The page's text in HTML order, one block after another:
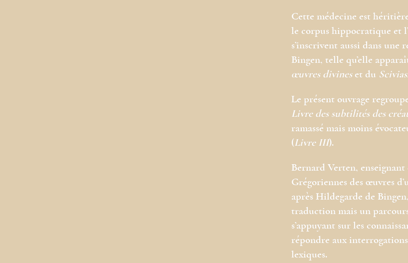
Cette médecine est
le corpus hippocratique et
s’inscrivent aussi dans une
Bingen, telle qu’elle
œuvres divineset du
Le présent ouvrage
Livre des subtilités des
ramassé mais moins
(Livre III).
Bernard Verten,
Grégoriennes des œuvres
après Hildegarde de
traduction mais un
s’appuyant sur les
répondre aux
lexiques.